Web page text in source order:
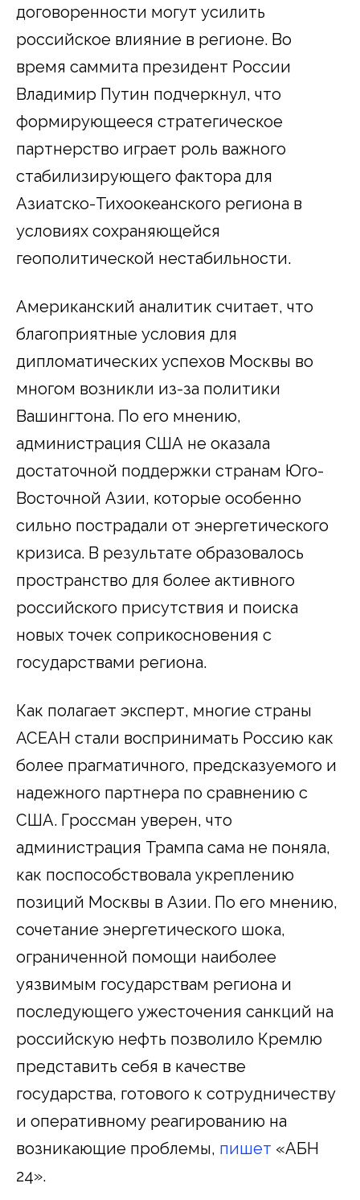
договоренности могут усилить
российское влияние в регионе. Во
время саммита президент России
Владимир Путин подчеркнул, что
формирующееся стратегическое
партнерство играет роль важного
стабилизирующего фактора для
Азиатско-Тихоокеанского региона в
условиях сохраняющейся
геополитической нестабильности.
Американский аналитик считает, что
благоприятные условия для
дипломатических успехов Москвы во
многом возникли из-за политики
Вашингтона. По его мнению,
администрация США не оказала
достаточной поддержки странам Юго-
Восточной Азии, которые особенно
сильно пострадали от энергетического
кризиса. В результате образовалось
пространство для более активного
российского присутствия и поиска
новых точек соприкосновения с
государствами региона.
Как полагает эксперт, многие страны
АСЕАН стали воспринимать Россию как
более прагматичного, предсказуемого и
надежного партнера по сравнению с
США. Гроссман уверен, что
администрация Трампа сама не поняла,
как поспособствовала укреплению
позиций Москвы в Азии. По его мнению,
сочетание энергетического шока,
ограниченной помощи наиболее
уязвимым государствам региона и
последующего ужесточения санкций на
российскую нефть позволило Кремлю
представить себя в качестве
государства, готового к сотрудничеству
и оперативному реагированию на
возникающие проблемы, пишет «АБН
24».